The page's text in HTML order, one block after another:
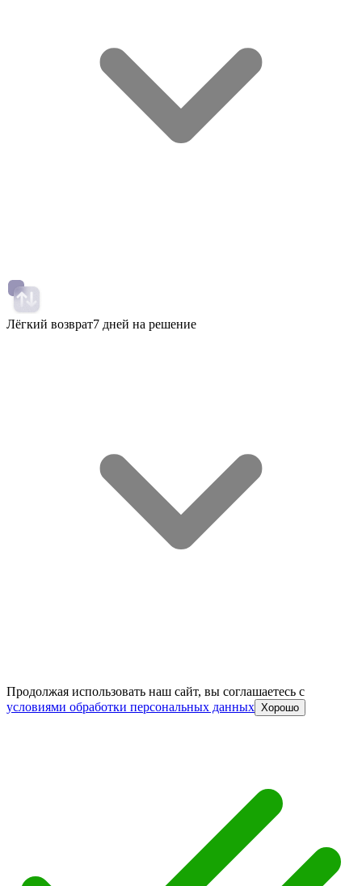
Лёгкий возврат7 дней на решение
Продолжая использовать наш сайт, вы соглашаетесь c
условиями обработки персональных данных Хорошо